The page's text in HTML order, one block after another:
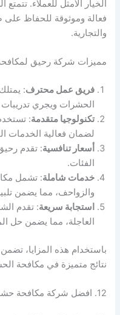
الخيار الأمثل للعملاء.
فعالة وموثوقة للحفاظ على
والتجارية.
مميزات شركة رحيق
فريق عمل محترف:
الحشرات ويجري
تكنولوجيا متقدمة:
لضمان فعالية الخدمات
أسعار تنافسية: تقدم
الفئات.
خدمات شاملة: تشمل
والزواحف، مما يضمن
استجابة سريعة: تقدم
العاجلة، مما يضمن حل
باستخدام هذه المزايا،
نتائج متميزة في مكافحة
12. افضل شركة مكافحة حشرات المنيا